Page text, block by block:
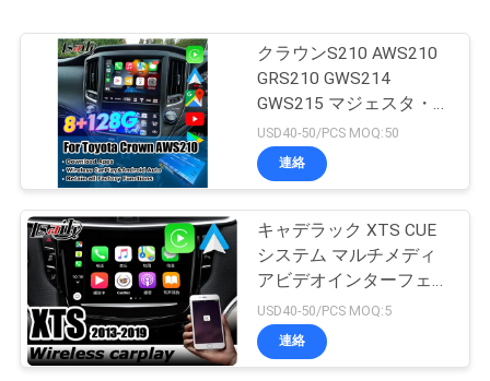
クラウンS210 AWS210
GRS210 GWS214
GWS215 マジェスタ・
アスリート ロイヤル・
サロン OEMスクリーン
アップグレード
USD40-50/PCS MOQ:50
連絡
キャデラック XTS CUE
システム マルチメディ
アビデオインターフェー
ス
USD40-50/PCS MOQ:5
連絡